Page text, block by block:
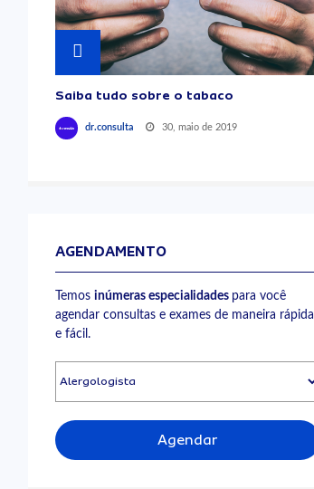
Saiba tudo sobre o tabaco
dr.consulta 30, maio de 2019
AGENDAMENTO
Temos inúmeras especialidades para você
agendar consultas e exames de maneira rápida
e fácil.
Agendar